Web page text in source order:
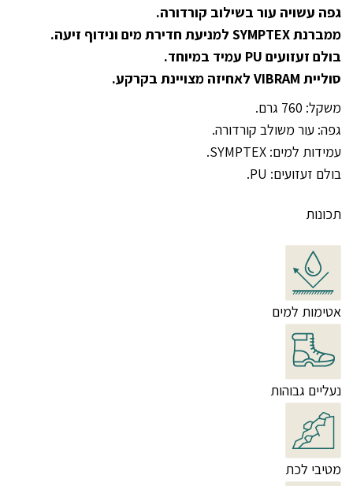
גפה עשויה עור בשילוב קורדורה.
ממברנת SYMPTEX למניעת חדירת מים ונידוף זיעה.
בולם זעזועים PU עמיד במיוחד.
סוליית VIBRAM לאחיזה מצויינת בקרקע.
משקל: 760 גרם.
גפה: עור משולב קורדורה.
עמידות למים: SYMPTEX.
בולם זעזועים: PU.
תכונות
אטימות למים
נעליים גבוהות
מטיבי לכת